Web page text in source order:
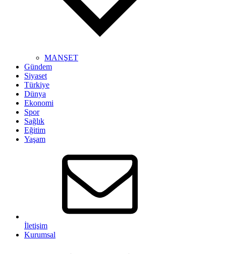
MANŞET
Gündem
Siyaset
Türkiye
Dünya
Ekonomi
Spor
Sağlık
Eğitim
Yaşam
İletişim
Kurumsal